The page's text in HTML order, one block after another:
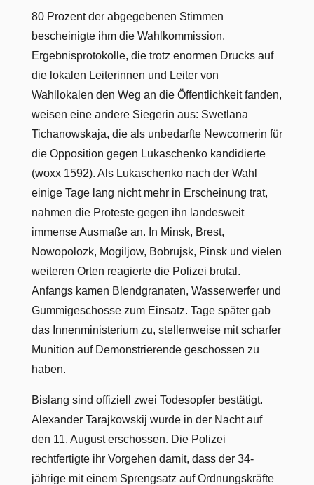
80 Prozent der abgegebenen Stimmen
bescheinigte ihm die Wahlkommission.
Ergebnisprotokolle, die trotz enormen Drucks auf
die lokalen Leiterinnen und Leiter von
Wahllokalen den Weg an die Öffentlichkeit fanden,
weisen eine andere Siegerin aus: Swetlana
Tichanowskaja, die als unbedarfte Newcomerin für
die Opposition gegen Lukaschenko kandidierte
(woxx 1592). Als Lukaschenko nach der Wahl
einige Tage lang nicht mehr in Erscheinung trat,
nahmen die Proteste gegen ihn landesweit
immense Ausmaße an. In Minsk, Brest,
Nowopolozk, Mogiljow, Bobrujsk, Pinsk und vielen
weiteren Orten reagierte die Polizei brutal.
Anfangs kamen Blendgranaten, Wasserwerfer und
Gummigeschosse zum Einsatz. Tage später gab
das Innenministerium zu, stellenweise mit scharfer
Munition auf Demonstrierende geschossen zu
haben.
Bislang sind offiziell zwei Todesopfer bestätigt.
Alexander Tarajkowskij wurde in der Nacht auf
den 11. August erschossen. Die Polizei
rechtfertigte ihr Vorgehen damit, dass der 34-
jährige mit einem Sprengsatz auf Ordnungskräfte